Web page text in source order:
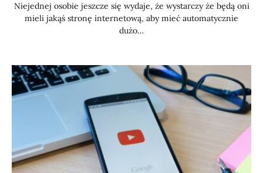
Niejednej osobie jeszcze się wydaje, że wystarczy że będą oni
mieli jakąś stronę internetową, aby mieć automatycznie
dużo…